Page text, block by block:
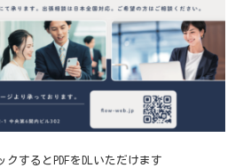
するとPDFをDLいただけます